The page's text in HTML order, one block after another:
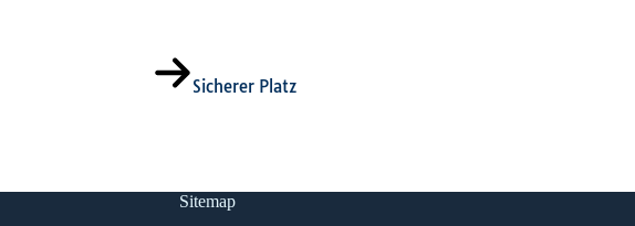
Sicherer Platz
Sitemap